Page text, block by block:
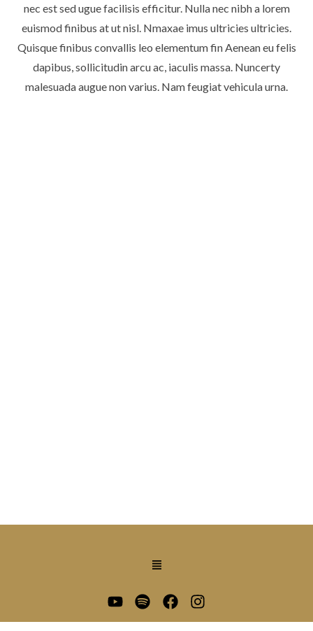
nec est sed ugue facilisis efficitur. Nulla nec nibh a lorem
euismod finibus at ut nisl. Nmaxae imus ultricies ultricies.
Quisque finibus convallis leo elementum fin Aenean eu felis
dapibus, sollicitudin arcu ac, iaculis massa. Nuncerty
malesuada augue non varius. Nam feugiat vehicula urna.